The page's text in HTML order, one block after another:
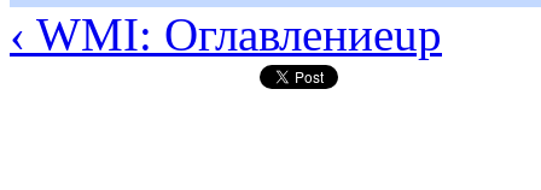
‹ WMI: Оглавлениеup